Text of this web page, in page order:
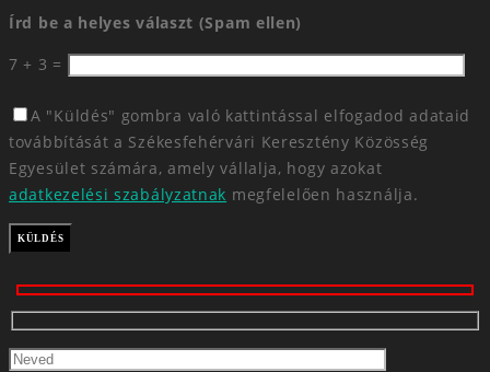
Írd be a helyes választ (Spam ellen)
7 + 3 =
A "Küldés" gombra való kattintással elfogadod adataid
továbbítását a Székesfehérvári Keresztény Közösség
Egyesület számára, amely vállalja, hogy azokat
adatkezelési szabályzatnak megfelelően használja.